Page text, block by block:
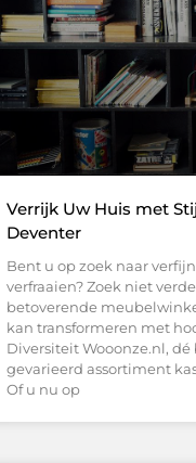
Verrijk Uw Huis met
Deventer
Bent u op zoek naar
verfraaien? Zoek niet
betoverende
kan transformeren met
Diversiteit Wooonze.nl,
gevarieerd assortiment
Of u nu op